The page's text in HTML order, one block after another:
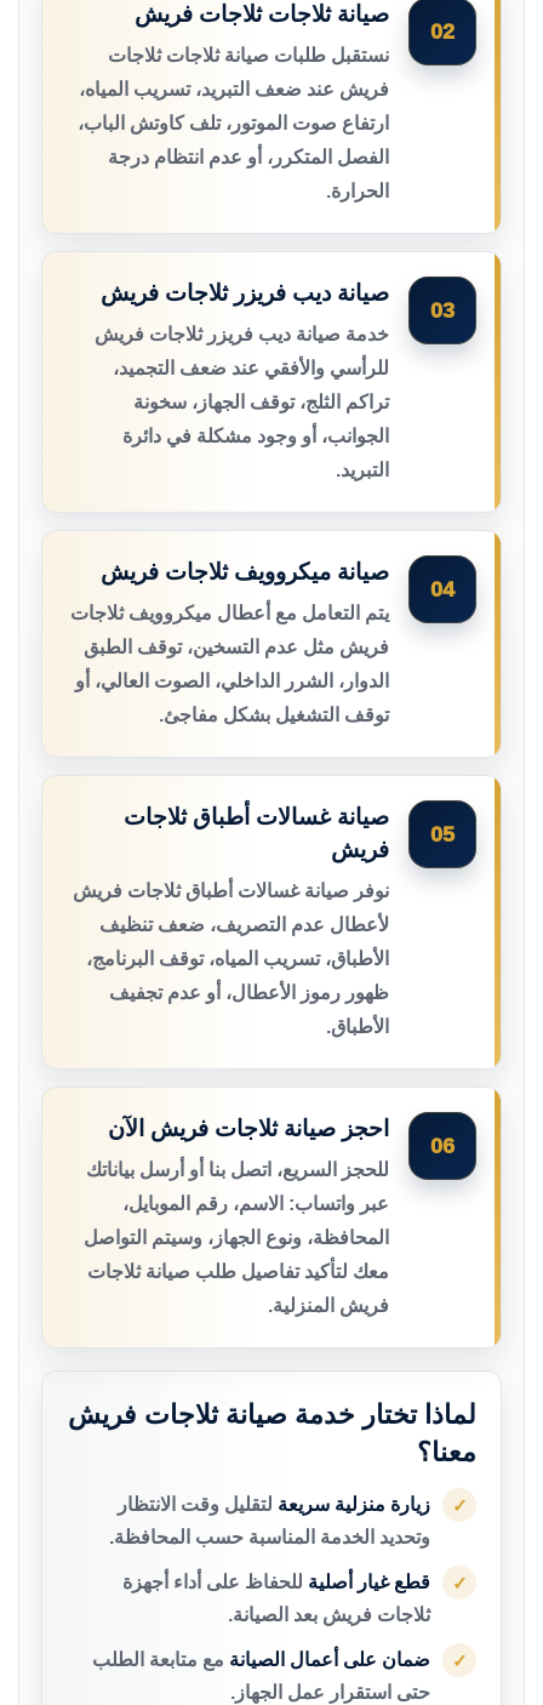
02
صيانة ثلاجات ثلاجات فريش
نستقبل طلبات صيانة ثلاجات ثلاجات
فريش عند ضعف التبريد، تسريب المياه،
ارتفاع صوت الموتور، تلف كاوتش الباب،
الفصل المتكرر، أو عدم انتظام درجة
الحرارة.
03
صيانة ديب فريزر ثلاجات فريش
خدمة صيانة ديب فريزر ثلاجات فريش
للرأسي والأفقي عند ضعف التجميد،
تراكم الثلج، توقف الجهاز، سخونة
الجوانب، أو وجود مشكلة في دائرة
التبريد.
04
صيانة ميكروويف ثلاجات فريش
يتم التعامل مع أعطال ميكروويف ثلاجات
فريش مثل عدم التسخين، توقف الطبق
الدوار، الشرر الداخلي، الصوت العالي، أو
توقف التشغيل بشكل مفاجئ.
05
صيانة غسالات أطباق ثلاجات
فريش
نوفر صيانة غسالات أطباق ثلاجات فريش
لأعطال عدم التصريف، ضعف تنظيف
الأطباق، تسريب المياه، توقف البرنامج،
ظهور رموز الأعطال، أو عدم تجفيف
الأطباق.
06
احجز صيانة ثلاجات فريش الآن
للحجز السريع، اتصل بنا أو أرسل بياناتك
عبر واتساب: الاسم، رقم الموبايل،
المحافظة، ونوع الجهاز، وسيتم التواصل
معك لتأكيد تفاصيل طلب صيانة ثلاجات
فريش المنزلية.
لماذا تختار خدمة صيانة ثلاجات فريش
معنا؟
✓ زيارة منزلية سريعة لتقليل وقت الانتظار
وتحديد الخدمة المناسبة حسب المحافظة.
✓ قطع غيار أصلية للحفاظ على أداء أجهزة
ثلاجات فريش بعد الصيانة.
✓ ضمان على أعمال الصيانة مع متابعة الطلب
حتى استقرار عمل الجهاز.